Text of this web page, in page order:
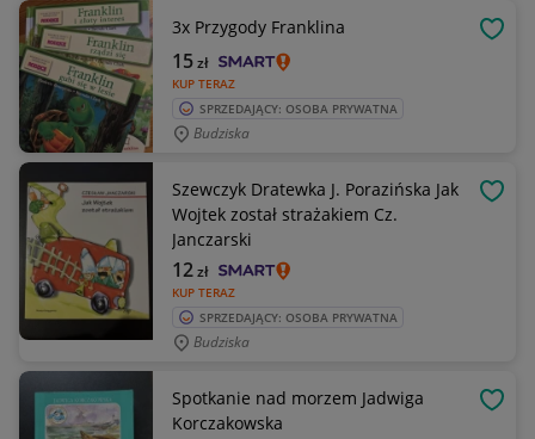
3x Przygody Franklina
KUP TERAZ
15zł
SPRZEDAJĄCY: OSOBA PRYWATNA
Budziska
Szewczyk Dratewka J. Porazińska Jak
Wojtek został strażakiem Cz.
Janczarski
KUP TERAZ
12zł
SPRZEDAJĄCY: OSOBA PRYWATNA
Budziska
Spotkanie nad morzem Jadwiga
Korczakowska